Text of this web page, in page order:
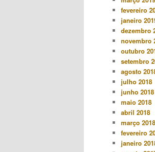
fevereiro
janeiro
dezembro
novembro
outubro
setembro
agosto
julho 2018
junho 2018
maio 2018
abril 2018
março 2018
fevereiro
janeiro